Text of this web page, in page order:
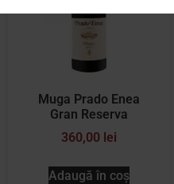
Muga Prado Enea
Gran Reserva
360,00 lei
Adaugă în coș